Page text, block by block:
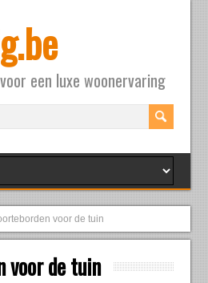
een luxe woonervaring
voor de tuin
voor de tuin